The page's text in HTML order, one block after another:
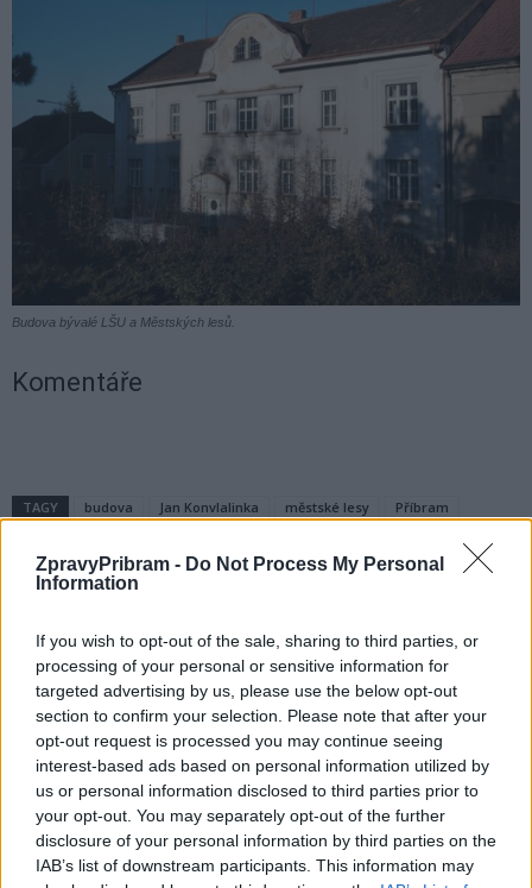
ZpravyPribram - Do Not Process My Personal
Information
If you wish to opt-out of the sale, sharing to third parties, or
processing of your personal or sensitive information for
targeted advertising by us, please use the below opt-out
section to confirm your selection. Please note that after your
opt-out request is processed you may continue seeing
interest-based ads based on personal information utilized by
us or personal information disclosed to third parties prior to
your opt-out. You may separately opt-out of the further
disclosure of your personal information by third parties on the
IAB’s list of downstream participants. This information may
Budova bývalé LŠU a Městských lesů.
Komentáře
TAGY budova Jan Konvlalinka městské lesy
Příbram
Zamilovaný Novák: Láska, laso
i létající polibky v areálu Nového
rybníka
Následující článek
Přípomínka bitvy u Slivice se
vydařila